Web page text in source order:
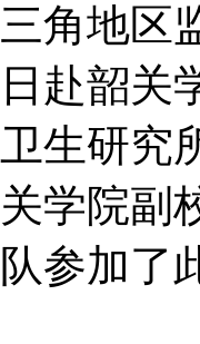
三角地区
日赴韶关
卫生研究
关学院副
队参加了